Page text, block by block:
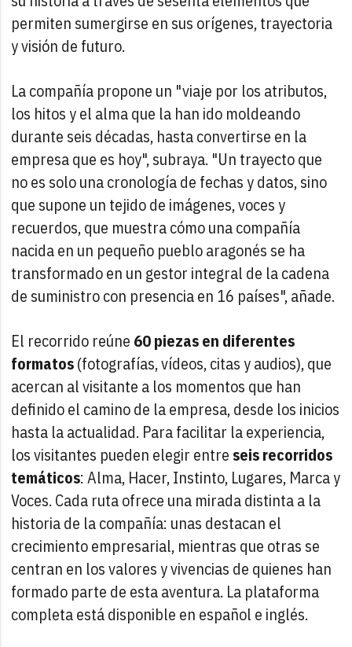
permiten sumergirse en sus orígenes, trayectoria
y visión de futuro.
La compañía propone un "viaje por los atributos,
los hitos y el alma que la han ido moldeando
durante seis décadas, hasta convertirse en la
empresa que es hoy", subraya. "Un trayecto que
no es solo una cronología de fechas y datos, sino
que supone un tejido de imágenes, voces y
recuerdos, que muestra cómo una compañía
nacida en un pequeño pueblo aragonés se ha
transformado en un gestor integral de la cadena
de suministro con presencia en 16 países", añade.
El recorrido reúne 60 piezas en diferentes
formatos(fotografías, vídeos, citas y audios), que
acercan al visitante a los momentos que han
definido el camino de la empresa, desde los inicios
hasta la actualidad. Para facilitar la experiencia,
los visitantes pueden elegir entre seis recorridos
temáticos: Alma, Hacer, Instinto, Lugares, Marca y
Voces. Cada ruta ofrece una mirada distinta a la
historia de la compañía: unas destacan el
crecimiento empresarial, mientras que otras se
centran en los valores y vivencias de quienes han
formado parte de esta aventura. La plataforma
completa está disponible en español e inglés.